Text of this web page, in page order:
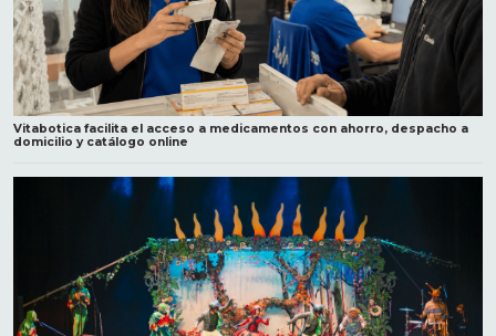
Vitabotica facilita el acceso a medicamentos con ahorro, despacho a
domicilio y catálogo online